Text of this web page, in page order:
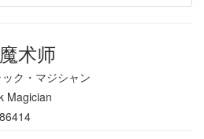
术师
ク・マジシャン
Magician